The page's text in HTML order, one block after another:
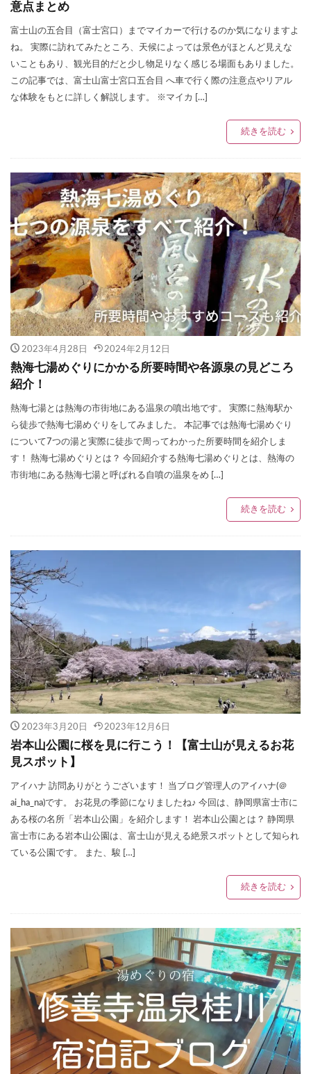
意点まとめ
富士山の五合目（富士宮口）までマイカーで行けるのか気になりますよ
ね。 実際に訪れてみたところ、天候によっては景色がほとんど見えな
いこともあり、観光目的だと少し物足りなく感じる場面もありました。
この記事では、富士山富士宮口五合目 へ車で行く際の注意点やリアル
な体験をもとに詳しく解説します。 ※マイカ […]
続きを読む
2023年4月28日 2024年2月12日
熱海七湯めぐりにかかる所要時間や各源泉の見どころ
紹介！
熱海七湯とは熱海の市街地にある温泉の噴出地です。 実際に熱海駅か
ら徒歩で熱海七湯めぐりをしてみました。 本記事では熱海七湯めぐり
について7つの湯と実際に徒歩で周ってわかった所要時間を紹介しま
す！ 熱海七湯めぐりとは？ 今回紹介する熱海七湯めぐりとは、熱海の
市街地にある熱海七湯と呼ばれる自噴の温泉をめ […]
続きを読む
2023年3月20日 2023年12月6日
岩本山公園に桜を見に行こう！【富士山が見えるお花
見スポット】
アイハナ 訪問ありがとうございます！ 当ブログ管理人のアイハナ(＠
ai_ha_na)です。 お花見の季節になりましたね♪ 今回は、静岡県富士市に
ある桜の名所「岩本山公園」を紹介します！ 岩本山公園とは？ 静岡県
富士市にある岩本山公園は、富士山が見える絶景スポットとして知られ
ている公園です。 また、駿 […]
続きを読む